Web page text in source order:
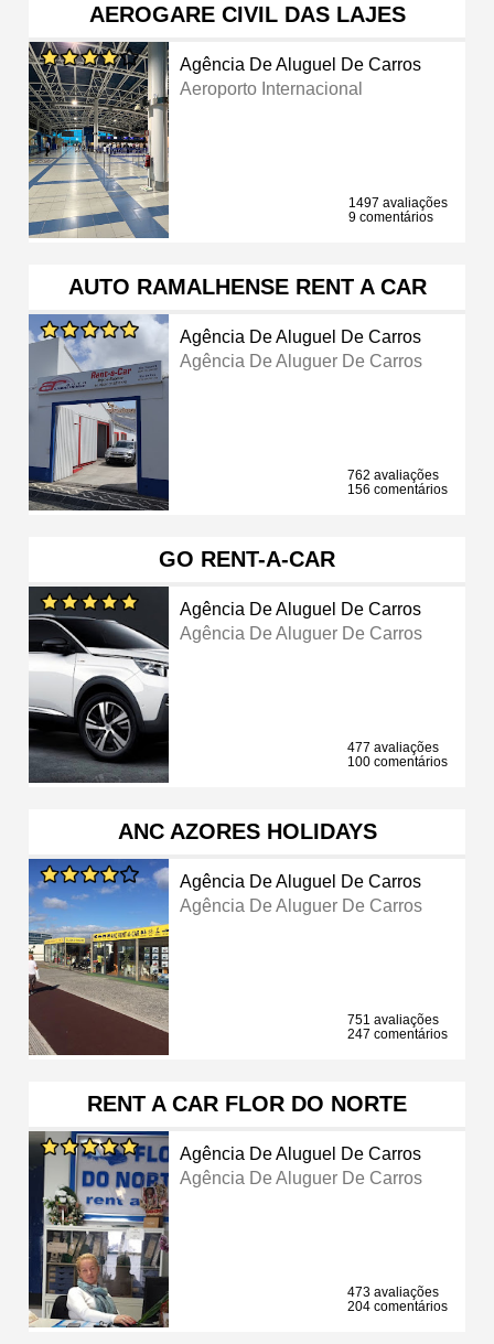
AEROGARE CIVIL DAS LAJES
Agência De Aluguel De Carros
Aeroporto Internacional
1497 avaliações
9 comentários
AUTO RAMALHENSE RENT A CAR
Agência De Aluguel De Carros
Agência De Aluguer De Carros
762 avaliações
156 comentários
GO RENT-A-CAR
Agência De Aluguel De Carros
Agência De Aluguer De Carros
477 avaliações
100 comentários
ANC AZORES HOLIDAYS
Agência De Aluguel De Carros
Agência De Aluguer De Carros
751 avaliações
247 comentários
RENT A CAR FLOR DO NORTE
Agência De Aluguel De Carros
Agência De Aluguer De Carros
473 avaliações
204 comentários